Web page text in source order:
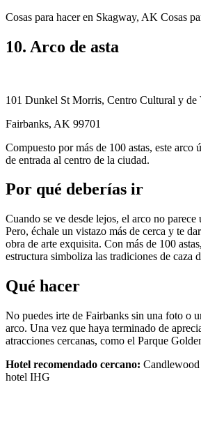
Cosas para hacer en Skagway, AK Cosas
10. Arco de asta
101 Dunkel St Morris, Centro Cultural y de
Fairbanks, AK 99701
Compuesto por más de 100 astas, este arco
de entrada al centro de la ciudad.
Por qué deberías ir
Cuando se ve desde lejos, el arco no parece
Pero, échale un vistazo más de cerca y te
obra de arte exquisita. Con más de 100
estructura simboliza las tradiciones de caza
Qué hacer
No puedes irte de Fairbanks sin una foto o
arco. Una vez que haya terminado de
atracciones cercanas, como el Parque
Hotel recomendado cercano:
hotel IHG